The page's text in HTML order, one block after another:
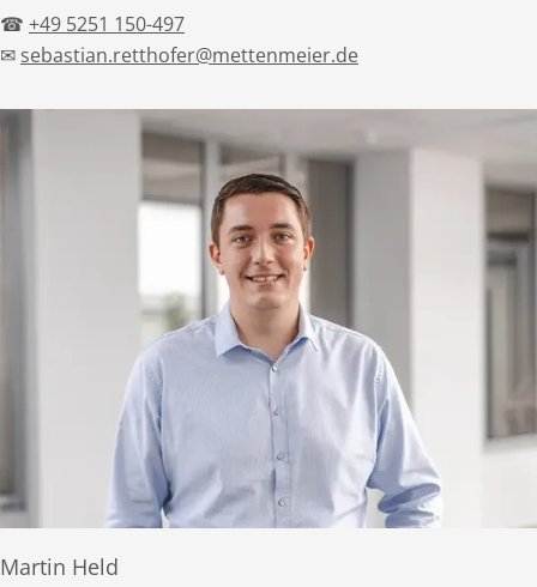
☎ +49 5251 150-497
✉ sebastian.retthofer@mettenmeier.de
Martin Held